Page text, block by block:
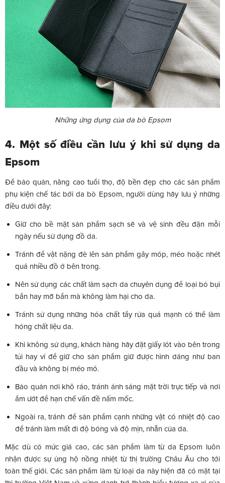
Những ứng dụng của da bò Epsom
4. Một số điều cần lưu ý khi sử dụng da
Epsom
Để bảo quản, nâng cao tuổi thọ, độ bền đẹp cho các sản phẩm
phụ kiện chế tác bởi da bò Epsom, người dùng hãy lưu ý những
điều dưới đây:
Giữ cho bề mặt sản phẩm sạch sẽ và vệ sinh đều đặn mỗi
ngày nếu sử dụng đồ da.
Tránh để vật nặng đè lên sản phẩm gây móp, méo hoặc nhét
quá nhiều đồ ở bên trong.
Nên sử dụng các chất làm sạch da chuyên dụng để loại bỏ bụi
bẩn hay mỡ bẩn mà không làm hại cho da.
Tránh sử dụng những hóa chất tẩy rửa quá mạnh có thể làm
hỏng chất liệu da.
Khi không sử dụng, khách hàng hãy đặt giấy lót vào bên trong
túi hay ví để giữ cho sản phẩm giữ được hình dáng như ban
đầu và không bị méo mó.
Bảo quản nơi khô ráo, tránh ánh sáng mặt trời trực tiếp và nơi
ẩm ướt để hạn chế vấn đề nấm mốc.
Ngoài ra, tránh để sản phẩm cạnh những vật có nhiệt độ cao
để tránh làm mất đi độ bóng và độ mịn, nhẵn của da.
Mặc dù có mức giá cao, các sản phẩm làm từ da Epsom luôn
nhận được sự ủng hộ nồng nhiệt từ thị trường Châu Âu cho tới
toàn thế giới. Các sản phẩm làm từ loại da này hiện đã có mặt tại